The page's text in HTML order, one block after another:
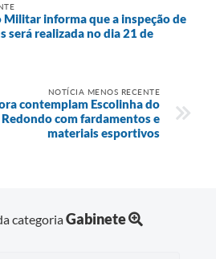
Militar informa que a inspeção de
será realizada no dia 21 de
NOTÍCIA MENOS RECENTE
contemplam Escolinha do
com fardamentos e
materiais esportivos
categoriaGabinete